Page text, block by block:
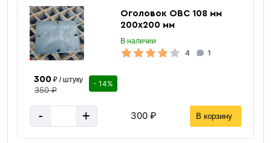
Оголовок ОВС 108 мм
200х200 мм
В наличии
4 1
300₽ / штуку
350 ₽
- 14%
- + 300 ₽ В корзину